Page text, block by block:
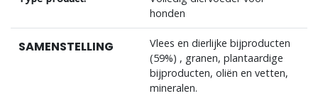
honden
SAMENSTELLING
Vlees en dierlijke bijproducten
(59%) , granen, plantaardige
bijproducten, oliën en vetten,
mineralen.